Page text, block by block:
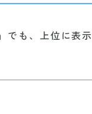
も、上位に表